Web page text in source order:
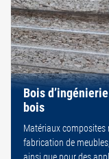
Bois
bois
Matériaux composites
fabrication de